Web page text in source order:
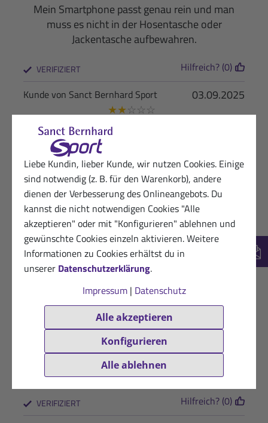
Liebe Kundin, lieber Kunde, wir nutzen Cookies. Einige
sind notwendig (z. B. für den Warenkorb), andere
dienen der Verbesserung des Onlineangebots. Du
kannst die nicht notwendigen Cookies "Alle
akzeptieren" oder mit "Konfigurieren" ablehnen und
gewünschte Cookies einzeln aktivieren. Weitere
Informationen zu Cookies erhältst du in
unserer Datenschutzerklärung.
Impressum| Datenschutz
Alle akzeptieren
Konfigurieren
Alle ablehnen
Mein Smartphone passt genau rein und man
muss es nicht in der Hosentasche oder
Jackentasche aufbewahren.
VERIFIZIERT Hilfreich? (0)
03.09.2025
Kunde von Sanct Bernhard Sport
★★☆☆☆
Entspricht leider nicht den Vorstellungen meiner
Frau ! Beschreibung unzureichend Sie dachte die
Tasche wäre größer Gruß Küsell
VERIFIZIERT Hilfreich? (1)
27.08.2025
Dankbarer Kunde von Sanct Bernhard
Sport
★★★★★
Hochwertiges Produkt, das sehr praktisch ist.
Hilfreich? (0)
Glücklicher Kunde
★★★★☆
weich, gut dehnbar, trägt nicht auf … dürfte ein
bisschen größer sein,..
VERIFIZIERT Hilfreich? (0)